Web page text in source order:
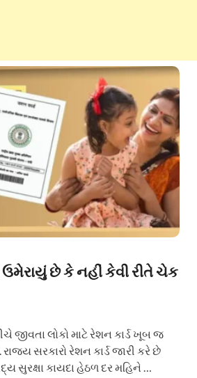
ઉમેરાયું છે કે નહીં કેવી રીતે ચેક
જીવતા લોકો માટે રેશન કાર્ડ ખૂબ જ
સરકારો રેશન કાર્ડ જારી કરે છે
સુરક્ષા કાયદા હેઠળ દર મહિને …